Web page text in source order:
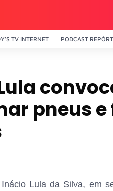
TV INTERNET PODCAST
pneus e
Lula da Silva, em